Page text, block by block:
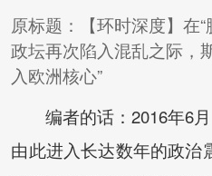
原标题：【环时深度】在
政坛再次陷入混乱之际，
入欧洲核心”
编者的话：2016年6
由此进入长达数年的政治